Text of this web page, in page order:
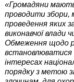
«Громадяни мають
проводити збори,
проведення яких
виконавчої влади
Обмеження щодо
встановлюватися
інтересах
порядку з метою